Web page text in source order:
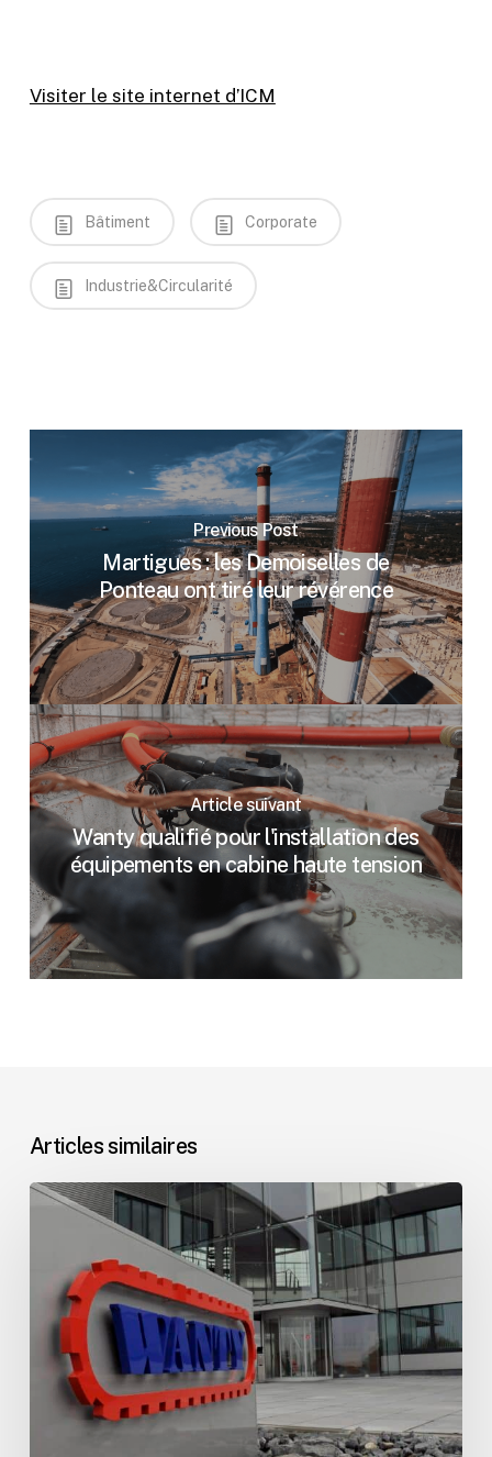
Visiter le site internet d’ICM
Bâtiment Corporate
Industrie&Circularité
Previous Post
Martigues : les Demoiselles de
Ponteau ont tiré leur révérence
Article suivant
Wanty qualifié pour l'installation des
équipements en cabine haute tension
Articles similaires
Communiqué
Christophe
Wanty
poursuit
l’histoire
familiale
autrement